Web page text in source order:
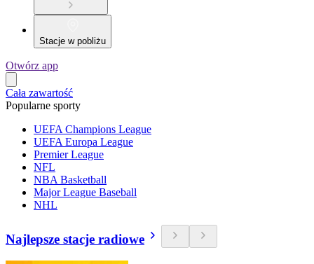
Stacje w pobliżu
Otwórz app
Cała zawartość
Popularne sporty
UEFA Champions League
UEFA Europa League
Premier League
NFL
NBA Basketball
Major League Baseball
NHL
Najlepsze stacje radiowe